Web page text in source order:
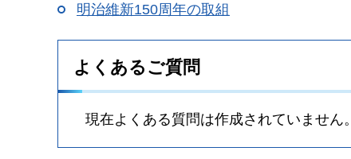
明治維新150周年の取組
よくあるご質問
現在よくある質問は作成されていません。